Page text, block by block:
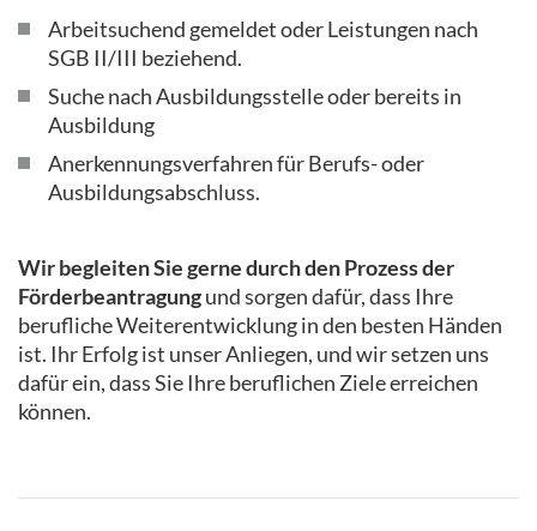
Arbeitsuchend gemeldet oder Leistungen nach
SGB II/III beziehend.
Suche nach Ausbildungsstelle oder bereits in
Ausbildung
Anerkennungsverfahren für Berufs- oder
Ausbildungsabschluss.
Wir begleiten Sie gerne durch den Prozess der
Förderbeantragungund sorgen dafür, dass Ihre
berufliche Weiterentwicklung in den besten Händen
ist. Ihr Erfolg ist unser Anliegen, und wir setzen uns
dafür ein, dass Sie Ihre beruflichen Ziele erreichen
können.